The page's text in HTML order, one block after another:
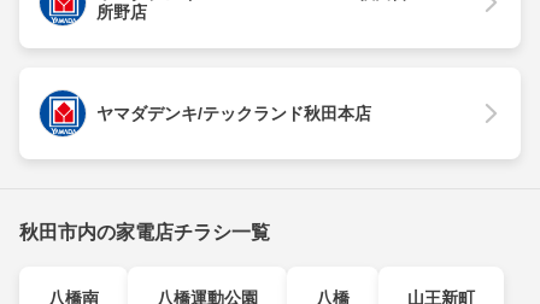
所野店
ヤマダデンキ/テックランド秋田本店
秋田市内の家電店チラシ一覧
八橋南 八橋運動公園 八橋 山王新町